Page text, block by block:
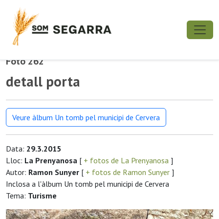
Foto 262
detall porta
Veure àlbum Un tomb pel municipi de Cervera
Data: 29.3.2015
Lloc: La Prenyanosa [ + fotos de La Prenyanosa ]
Autor: Ramon Sunyer [ + fotos de Ramon Sunyer ]
Inclosa a l'àlbum Un tomb pel municipi de Cervera
Tema: Turisme